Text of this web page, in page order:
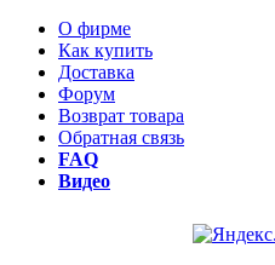
О фирме
Как купить
Доставка
Форум
Возврат товара
Обратная связь
FAQ
Видео